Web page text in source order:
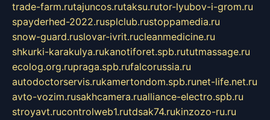
trade-farm.rutajuncos.rutaksu.rutor-lyubov-i-grom.ru
spayderhed-2022.rusplclub.rustoppamedia.ru
snow-guard.ruslovar-ivrit.rucleanmedicine.ru
shkurki-karakulya.rukanotiforet.spb.rututmassage.ru
ecolog.org.rupraga.spb.rufalcorussia.ru
autodoctorservis.rukamertondom.spb.runet-life.net.ru
avto-vozim.rusakhcamera.rualliance-electro.spb.ru
stroyavt.rucontrolweb1.rutdsak74.rukinzozo-ru.ru